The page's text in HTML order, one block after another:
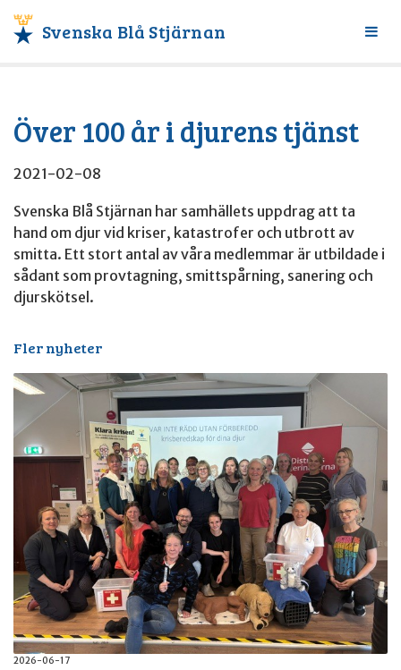
Svenska Blå Stjärnan
Växla
Över 100 år i djurens tjänst
2021-02-08
Svenska Blå Stjärnan har samhällets uppdrag att ta
hand om djur vid kriser, katastrofer och utbrott av
smitta. Ett stort antal av våra medlemmar är utbildade i
sådant som provtagning, smittspårning, sanering och
djurskötsel.
Fler nyheter
2026-06-17